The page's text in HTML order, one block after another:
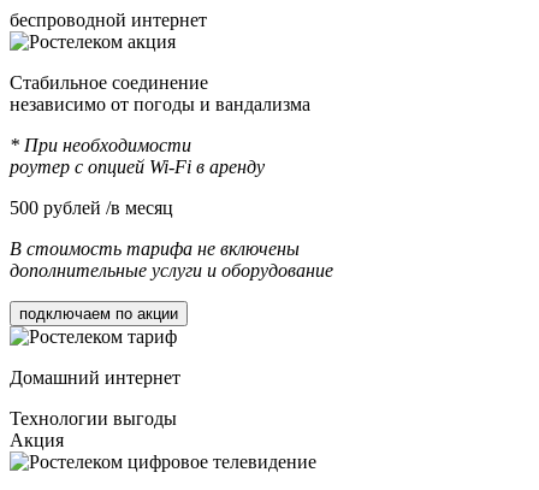
беспроводной интернет
Cтабильное соединение
независимо от погоды и вандализма
* При необходимости
роутер с опцией Wi-Fi в аренду
500 рублей /в месяц
В стоимость тарифа не включены
дополнительные услуги и оборудование
подключаем по акции
Домашний интернет
Технологии выгоды
Акция